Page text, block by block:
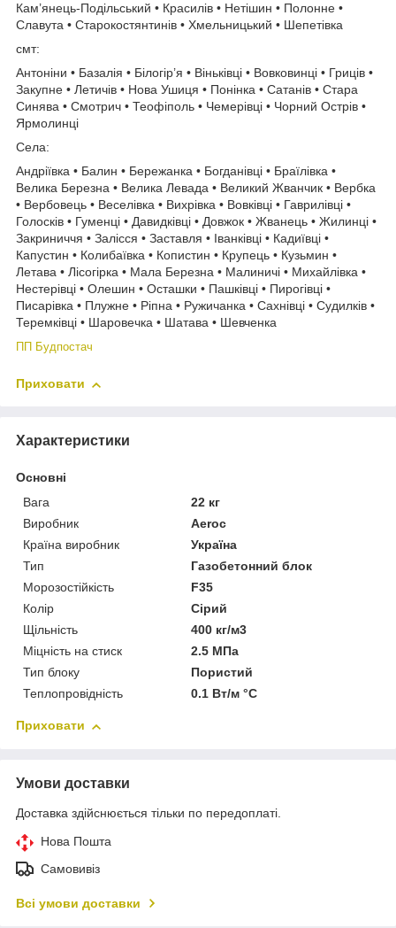
Кам’янець-Подільський • Красилів • Нетішин • Полонне •
Славута • Старокостянтинів • Хмельницький • Шепетівка
смт:
Антоніни • Базалія • Білогір’я • Віньківці • Вовковинці • Гриців •
Закупне • Летичів • Нова Ушиця • Понінка • Сатанів • Стара
Синява • Смотрич • Теофіполь • Чемерівці • Чорний Острів •
Ярмолинці
Села:
Андріївка • Балин • Бережанка • Богданівці • Браїлівка •
Велика Березна • Велика Левада • Великий Жванчик • Вербка
• Вербовець • Веселівка • Вихрівка • Вовківці • Гаврилівці •
Голосків • Гуменці • Давидківці • Довжок • Жванець • Жилинці •
Закриниччя • Залісся • Заставля • Іванківці • Кадиївці •
Капустин • Колибаївка • Копистин • Крупець • Кузьмин •
Летава • Лісогірка • Мала Березна • Малиничі • Михайлівка •
Нестерівці • Олешин • Осташки • Пашківці • Пирогівці •
Писарівка • Плужне • Ріпна • Ружичанка • Сахнівці • Судилків •
Теремківці • Шаровечка • Шатава • Шевченка
ПП Будпостач
Приховати
Характеристики
Основні
Вага
22 кг
Виробник
Aeroc
Країна виробник
Україна
Тип
Газобетонний блок
Морозостійкість
F35
Колір
Сірий
Щільність
400 кг/м3
Міцність на стиск
2.5 МПа
Тип блоку
Пористий
Теплопровідність
0.1 Вт/м °С
Приховати
Умови доставки
Доставка здійснюється тільки по передоплаті.
Нова Пошта
Самовивіз
Всі умови доставки